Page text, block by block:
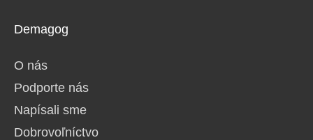
Demagog
O nás
Podporte nás
Napísali sme
Dobrovoľníctvo